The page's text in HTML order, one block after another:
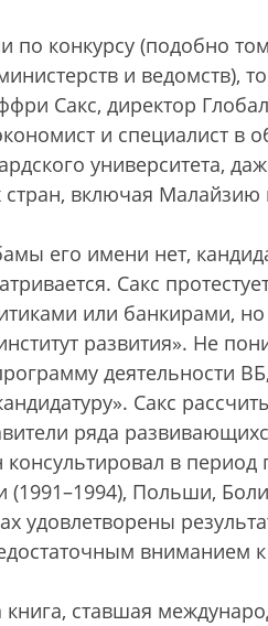
по конкурсу (подобно
и ведомств),
Сакс, директор
и специалист в
университета,
стран, включая
его имени нет,
Сакс
или банкирами,
развития». Не
деятельности
Сакс
ряда
консультировал в период
Польши,
удовлетворены
вниманием к
книга, ставшая